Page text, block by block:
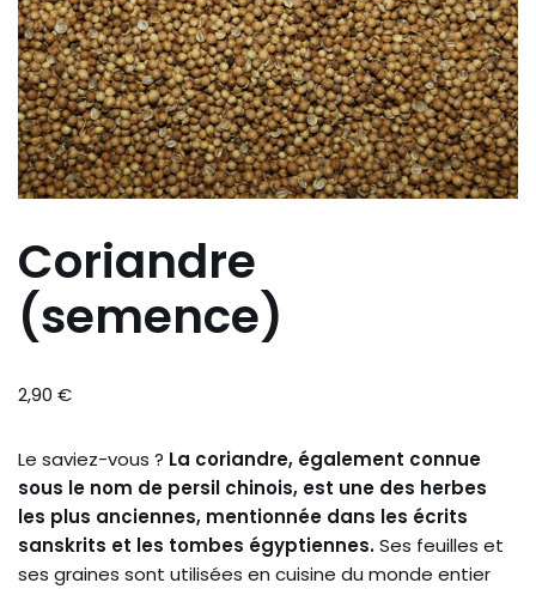
Coriandre
(semence)
2,90 €
Le saviez-vous ? La coriandre, également connue
sous le nom de persil chinois, est une des herbes
les plus anciennes, mentionnée dans les écrits
sanskrits et les tombes égyptiennes.Ses feuilles et
ses graines sont utilisées en cuisine du monde entier